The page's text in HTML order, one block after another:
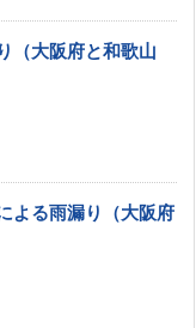
（大阪府と和歌山
よる雨漏り（大阪府